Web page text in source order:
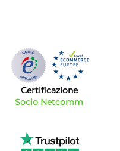
Certificazione
Socio Netcomm